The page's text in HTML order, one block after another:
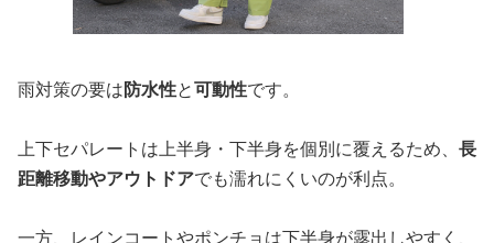
雨対策の要は防水性と可動性です。
上下セパレートは上半身・下半身を個別に覆えるため、 長
距離移動やアウトドアでも濡れにくいのが利点。
一方、レインコートやポンチョは下半身が露出しやすく、